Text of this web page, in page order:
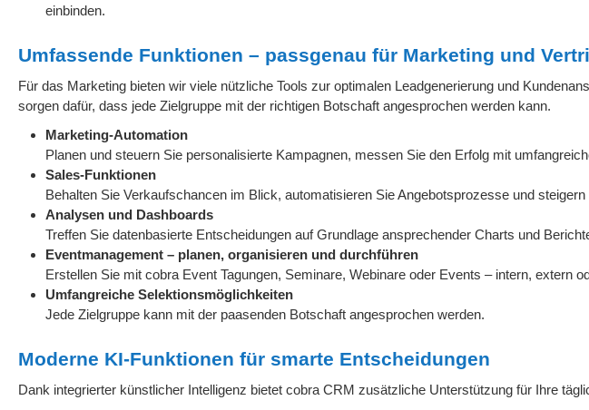
einbinden.
Umfassende Funktionen – passgenau für Marketing und
Für das Marketing bieten wir viele nützliche Tools zur optimalen Leadgenerierung und
sorgen dafür, dass jede Zielgruppe mit der richtigen Botschaft angesprochen werden kann.
Marketing-Automation
Planen und steuern Sie personalisierte Kampagnen, messen Sie den Erfolg mit
Sales-Funktionen
Behalten Sie Verkaufschancen im Blick, automatisieren Sie Angebotsprozesse und
Analysen und Dashboards
Treffen Sie datenbasierte Entscheidungen auf Grundlage ansprechender Charts und
Eventmanagement – planen, organisieren und durchführen
Erstellen Sie mit cobra Event Tagungen, Seminare, Webinare oder Events – intern, extern
Umfangreiche Selektionsmöglichkeiten
Jede Zielgruppe kann mit der paasenden Botschaft angesprochen werden.
Moderne KI-Funktionen für smarte Entscheidungen
Dank integrierter künstlicher Intelligenz bietet cobra CRM zusätzliche Unterstützung für Ihre